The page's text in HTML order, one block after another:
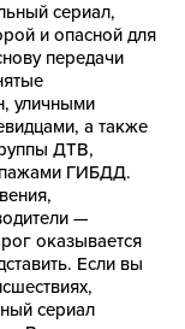
сериал,
и опасной для
передачи
уличными
а также
ДТВ,
ГИБДД.
—
оказывается
Если вы
сериал